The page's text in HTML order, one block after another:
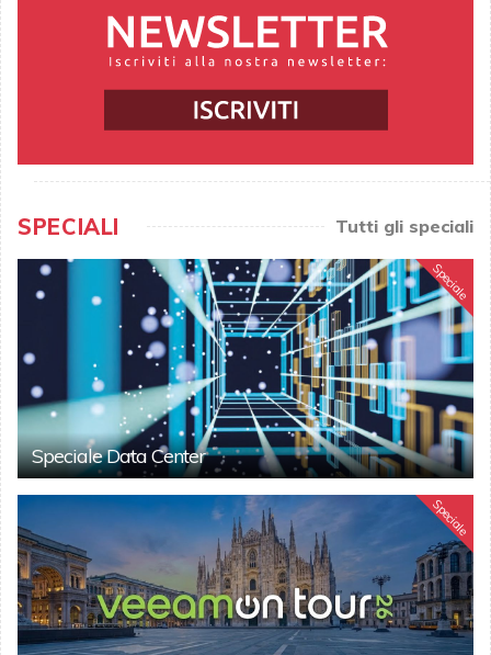
SPECIALI Tutti gli speciali
Speciale
Speciale Data Center
Speciale